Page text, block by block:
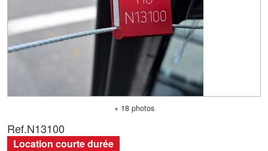
+ 18 photos
Ref.N13100
Location courte durée